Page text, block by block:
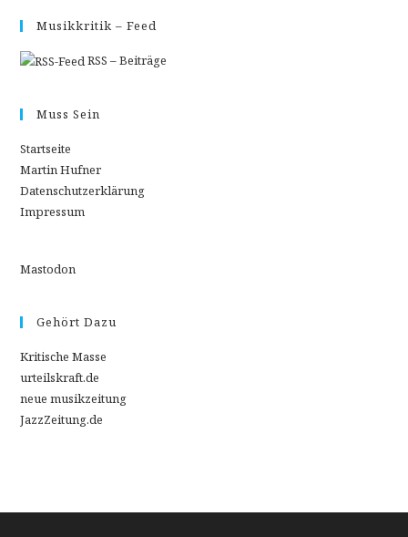
Musikkritik – Feed
RSS – Beiträge
Muss Sein
Startseite
Martin Hufner
Datenschutzerklärung
Impressum
Mastodon
Gehört Dazu
Kritische Masse
urteilskraft.de
neue musikzeitung
JazzZeitung.de